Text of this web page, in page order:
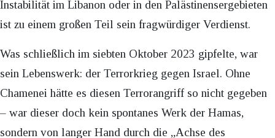
Instabilität im Libanon oder in den Palästinensergebieten
ist zu einem großen Teil sein fragwürdiger Verdienst.
Was schließlich im siebten Oktober 2023 gipfelte, war
sein Lebenswerk: der Terrorkrieg gegen Israel. Ohne
Chamenei hätte es diesen Terrorangriff so nicht gegeben
– war dieser doch kein spontanes Werk der Hamas,
sondern von langer Hand durch die „Achse des